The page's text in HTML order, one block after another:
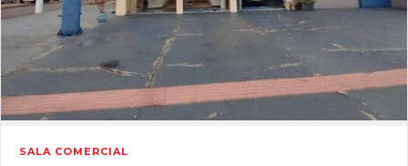
SALA COMERCIAL